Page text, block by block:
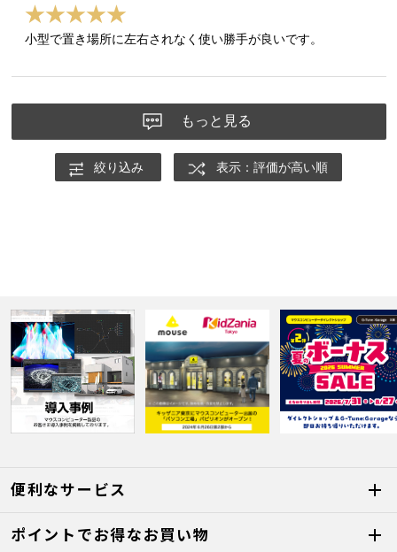
小型で置き場所に左右されなく使い勝手が良いです。
もっと見る
絞り込み 表示：評価が高い順
便利なサービス
ポイントでお得なお買い物